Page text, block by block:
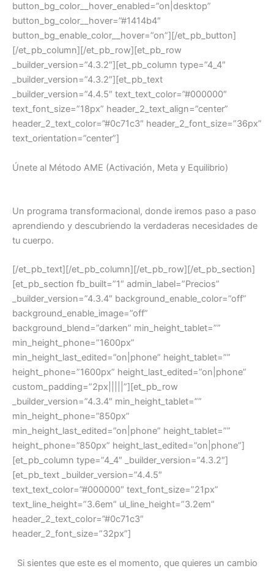
button_bg_color__hover_enabled=”on|desktop”
button_bg_color__hover=”#1414b4″
button_bg_enable_color__hover=”on”][/et_pb_button]
[/et_pb_column][/et_pb_row][et_pb_row
_builder_version=”4.3.2″][et_pb_column type=”4_4″
_builder_version=”4.3.2″][et_pb_text
_builder_version=”4.4.5″ text_text_color=”#000000″
text_font_size=”18px” header_2_text_align=”center”
header_2_text_color=”#0c71c3″ header_2_font_size=”36px”
text_orientation=”center”]
Únete al Método AME (Activación, Meta y Equilibrio)
Un programa transformacional, donde iremos paso a paso
aprendiendo y descubriendo la verdaderas necesidades de
tu cuerpo.
[/et_pb_text][/et_pb_column][/et_pb_row][/et_pb_section]
[et_pb_section fb_built=”1″ admin_label=”Precios”
_builder_version=”4.3.4″ background_enable_color=”off”
background_enable_image=”off”
background_blend=”darken” min_height_tablet=””
min_height_phone=”1600px”
min_height_last_edited=”on|phone” height_tablet=””
height_phone=”1600px” height_last_edited=”on|phone”
custom_padding=”2px|||||”][et_pb_row
_builder_version=”4.3.4″ min_height_tablet=””
min_height_phone=”850px”
min_height_last_edited=”on|phone” height_tablet=””
height_phone=”850px” height_last_edited=”on|phone”]
[et_pb_column type=”4_4″ _builder_version=”4.3.2″]
[et_pb_text _builder_version=”4.4.5″
text_text_color=”#000000″ text_font_size=”21px”
text_line_height=”3.6em” ul_line_height=”3.2em”
header_2_text_color=”#0c71c3″
header_2_font_size=”32px”]
Si sientes que este es el momento, que quieres un cambio